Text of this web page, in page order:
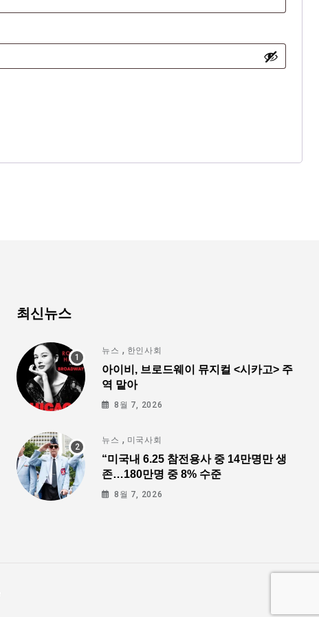
최신뉴스
뉴스 , 한인사회
아이비, 브로드웨이 뮤지컬 <시카고> 주
역 맡아
8월 7, 2026
뉴스 , 미국사회
“미국내 6.25 참전용사 중 14만명만 생
존…180만명 중 8% 수준
8월 7, 2026